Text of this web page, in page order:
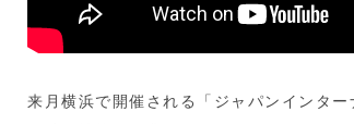
来月横浜で開催される「ジャパンインタ